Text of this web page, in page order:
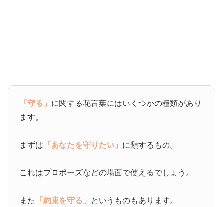
「守る」 に関する花言葉にはいくつかの種類があり
ます。
まずは 「あなたを守りたい」 に類するもの。
これはプロポーズなどの場面で使えるでしょう。
また 「約束を守る」 というものもあります。